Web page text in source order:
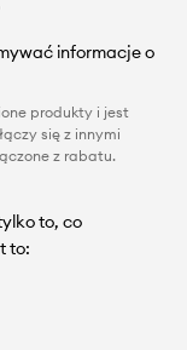
informacje o
produkty i jest
się z innymi
z rabatu.
to, co
to: